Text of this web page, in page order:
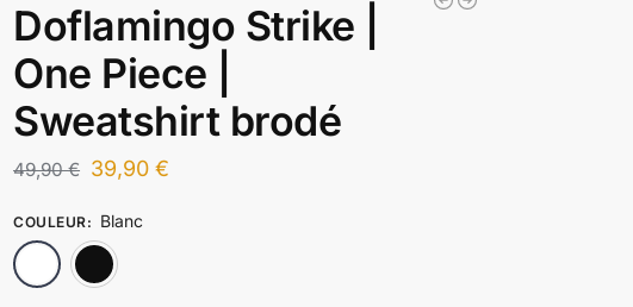
Doflamingo Strike |
One Piece |
Sweatshirt brodé
49,90€ 39,90€
COULEUR: Blanc